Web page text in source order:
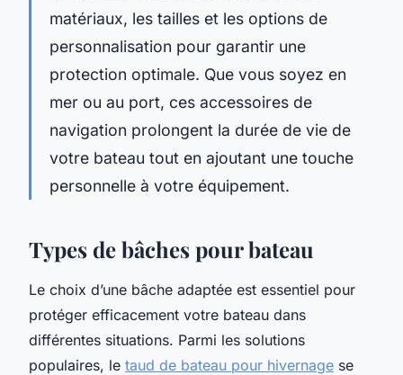
matériaux, les tailles et les options de
personnalisation pour garantir une
protection optimale. Que vous soyez en
mer ou au port, ces accessoires de
navigation prolongent la durée de vie de
votre bateau tout en ajoutant une touche
personnelle à votre équipement.
Types de bâches pour bateau
Le choix d’une bâche adaptée est essentiel pour
protéger efficacement votre bateau dans
différentes situations. Parmi les solutions
populaires, le taud de bateau pour hivernage se